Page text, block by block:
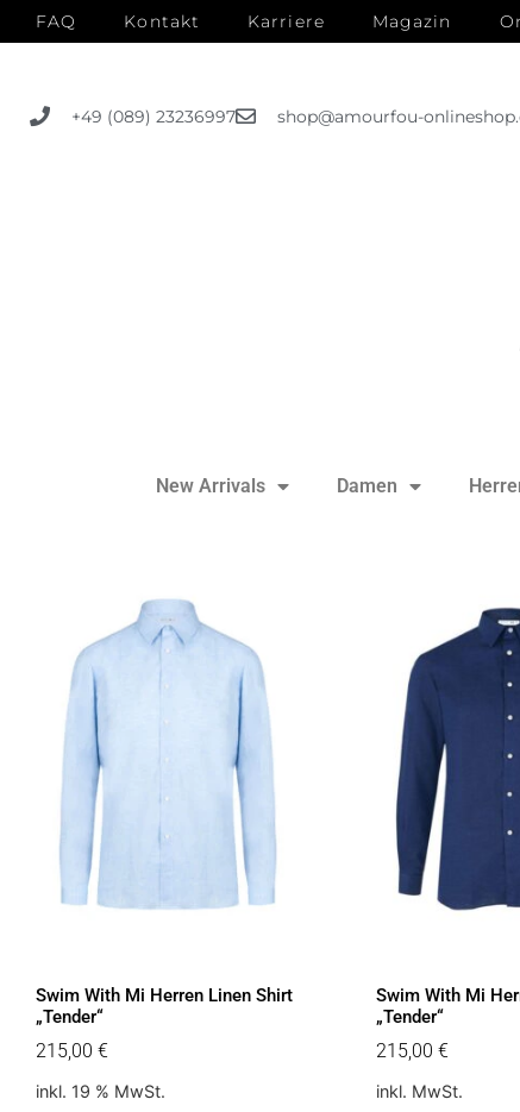
FAQ Kontakt Karriere Magazin
+49 (089) 23236997 shop@amourfou-
New Arrivals Damen
Swim With Mi Herren Linen Shirt
„Tender“
215,00 €
inkl. 19 % MwSt.
Swim With Mi
„Tender“
215,00 €
inkl. MwSt.